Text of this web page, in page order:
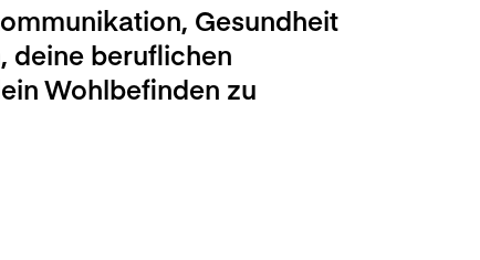
Gesundheit
deine beruflichen
Wohlbefinden zu